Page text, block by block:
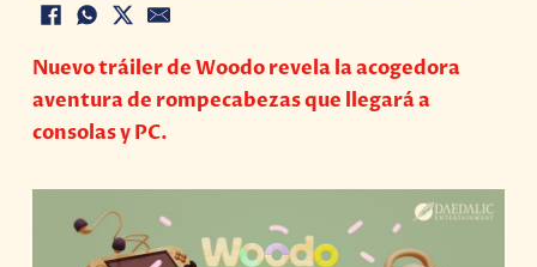
Nuevo tráiler de Woodo revela la acogedora
aventura de rompecabezas que llegará a
consolas y PC.